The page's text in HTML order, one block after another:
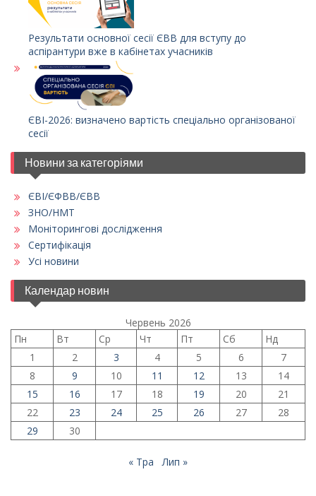
Результати основної сесії ЄВВ для вступу до
аспірантури вже в кабінетах учасників
ЄВІ-2026: визначено вартість спеціально організованої
сесії
Новини за категоріями
ЄВІ/ЄФВВ/ЄВВ
ЗНО/НМТ
Моніторингові дослідження
Сертифікація
Усі новини
Календар новин
Червень 2026
Пн
Вт Ср Чт Пт Сб
Нд
1
2 3 4 5 6
7
8
9 10 11 12 13
14
15
16 17 18 19 20
21
22
23 24 25 26 27
28
29
30
« Тра Лип »